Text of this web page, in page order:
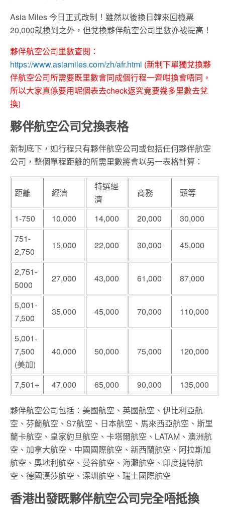
Asia Miles 今日正式改制！雖然以後換日韓來回機票
20,000就換到之外，但兌換夥伴航空公司里數亦被提高！
夥伴航空公司里數查閱：
https://www.asiamiles.com/zh/afr.html (新制下單獨兌換夥
伴航空公司所需要既里數會同成個行程一齊咁換會唔同，
所以大家真係要用呢個表去check返究竟要幾多里數去兌
換)
夥伴航空公司兌換表格
新制底下，如行程只有夥伴航空公司或包括任何夥伴航空
公司，整個單程距離的所需里數將會以另一表格計算：
距離 經濟
特選經
濟
商務 頭等
1-750 10,000 14,000 20,000
30,000
751-
2,750
15,000 22,000 30,000 45,000
2,751-
5000
27,000 43,000 61,000 87,000
5,001-
7,500
35,000 45,000 70,000 110,000
5,001-
7,500
(美加)
40,000 50,000 75,000 120,000
7,501+ 47,000 65,000 90,000 135,000
夥伴航空公司包括：美國航空、英國航空、伊比利亞航
空、芬蘭航空、S7航空、日本航空、馬來西亞航空、斯里
蘭卡航空、皇家約旦航空、卡塔爾航空、LATAM、澳洲航
空、加拿大航空、中國國際航空、新西蘭航空、阿拉斯加
航空、奧地利航空、曼谷航空、海灘航空、印度捷特航
空、德國漢莎航空、深圳航空、瑞士國際航空
香港出發既夥伴航空公司完全唔抵換